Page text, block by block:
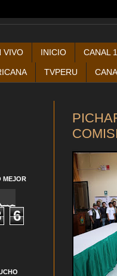
VIVO INICIO CANAL
TVPERU
MEJOR
6